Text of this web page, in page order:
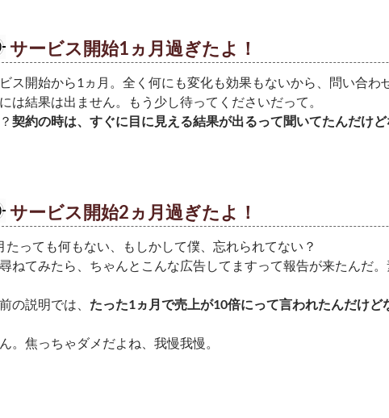
サービス開始1ヵ月過ぎたよ！
ス開始から1ヵ月。全く何にも変化も効果もないから、問い合わ
は結果は出ません。もう少し待ってくださいだって。
契約の時は、すぐに目に見える結果が出るって聞いてたんだけ
サービス開始2ヵ月過ぎたよ！
たっても何もない、もしかして僕、忘れられてない？
ねてみたら、ちゃんとこんな広告してますって報告が来たんだ
の説明では、 たった1ヵ月で売上が10倍にって言われたんだけど
。焦っちゃダメだよね、我慢我慢。